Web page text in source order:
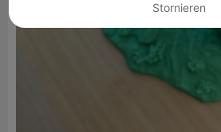
Stornieren